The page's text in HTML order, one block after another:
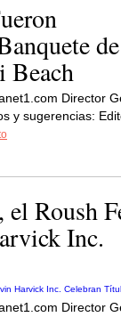
de
Beach
Director
y sugerencias:
Roush
Inc.
Director